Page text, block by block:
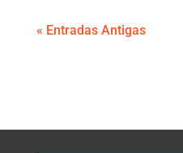
« Entradas Antigas